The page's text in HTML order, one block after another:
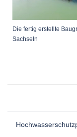
Die fertig erstellte
Sachseln